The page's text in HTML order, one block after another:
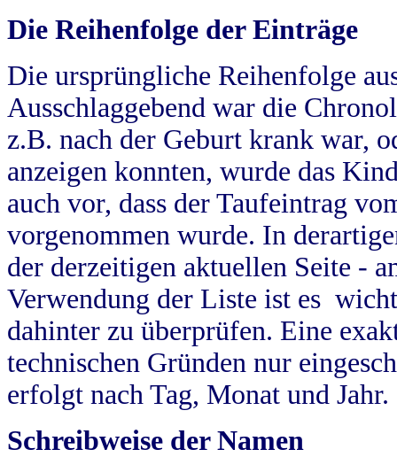
Die Reihenfolge der Einträge
Die ursprüngliche Reihenfolge
Ausschlaggebend war die
z.B. nach der Geburt krank war,
anzeigen konnten, wurde das
auch vor, dass der Taufeintrag
vorgenommen wurde. In
der derzeitigen aktuellen Seite -
Verwendung der Liste ist es
dahinter zu überprüfen. Eine
technischen Gründen nur
erfolgt nach Tag, Monat und Jahr.
Schreibweise der Namen